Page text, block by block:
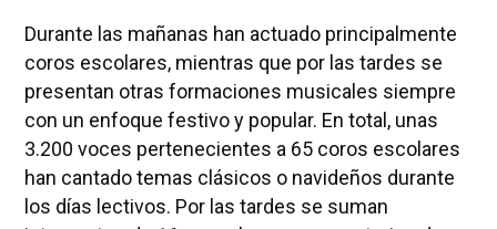
Durante las mañanas han actuado principalmente
coros escolares, mientras que por las tardes se
presentan otras formaciones musicales siempre
con un enfoque festivo y popular. En total, unas
3.200 voces pertenecientes a 65 coros escolares
han cantado temas clásicos o navideños durante
los días lectivos. Por las tardes se suman